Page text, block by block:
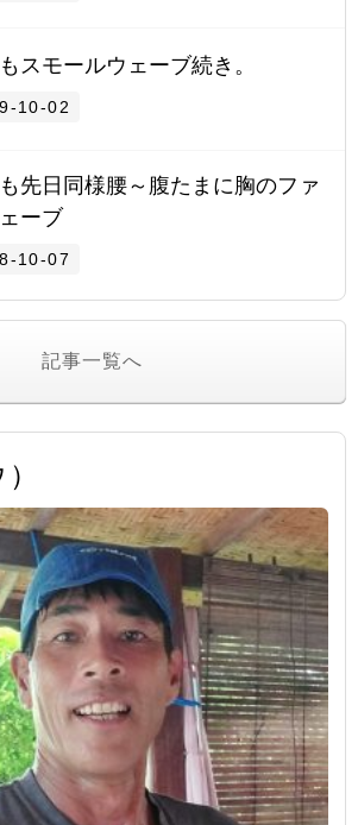
スモールウェーブ続き。
10-02
先日同様腰～腹たまに胸のファ
ーブ
10-07
記事一覧へ